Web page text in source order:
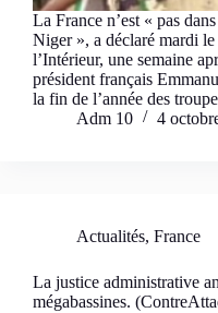
La France n’est « pas
Niger », a déclaré mardi
l’Intérieur, une semaine
président français
la fin de l’année des
Adm 10
4
Actualités, France
La justice administrative
mégabassines.